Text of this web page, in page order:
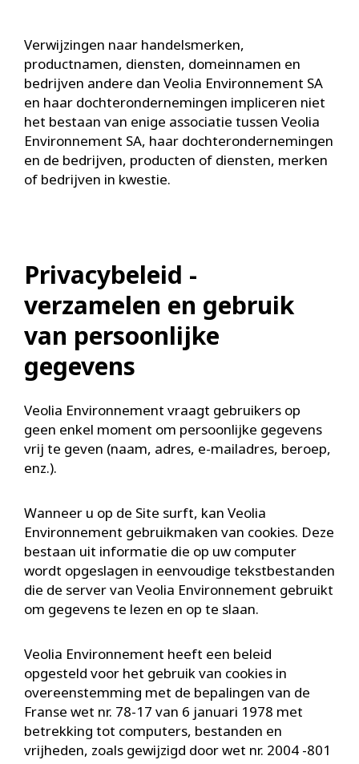
Verwijzingen naar handelsmerken,
productnamen, diensten, domeinnamen en
bedrijven andere dan Veolia Environnement SA
en haar dochterondernemingen impliceren niet
het bestaan van enige associatie tussen Veolia
Environnement SA, haar dochterondernemingen
en de bedrijven, producten of diensten, merken
of bedrijven in kwestie.
Privacybeleid -
verzamelen en gebruik
van persoonlijke
gegevens
Veolia Environnement vraagt gebruikers op
geen enkel moment om persoonlijke gegevens
vrij te geven (naam, adres, e-mailadres, beroep,
enz.).
Wanneer u op de Site surft, kan Veolia
Environnement gebruikmaken van cookies. Deze
bestaan uit informatie die op uw computer
wordt opgeslagen in eenvoudige tekstbestanden
die de server van Veolia Environnement gebruikt
om gegevens te lezen en op te slaan.
Veolia Environnement heeft een beleid
opgesteld voor het gebruik van cookies in
overeenstemming met de bepalingen van de
Franse wet nr. 78-17 van 6 januari 1978 met
betrekking tot computers, bestanden en
vrijheden, zoals gewijzigd door wet nr. 2004 -801